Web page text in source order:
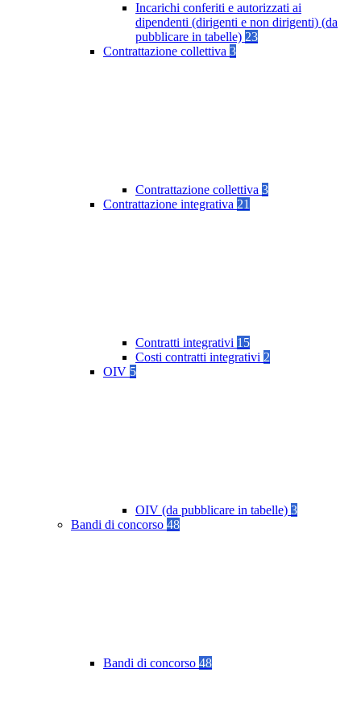
Incarichi conferiti e autorizzati ai
dipendenti (dirigenti e non dirigenti) (da
pubblicare in tabelle) 23
Contrattazione collettiva 3
Contrattazione collettiva 3
Contrattazione integrativa 21
Contratti integrativi 15
Costi contratti integrativi 2
OIV 5
OIV (da pubblicare in tabelle) 3
Bandi di concorso 48
Bandi di concorso 48